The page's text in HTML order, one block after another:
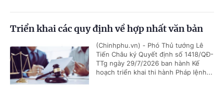
Triển khai các quy định về hợp nhất văn bản
(Chinhphu.vn) - Phó Thủ tướng Lê
Tiến Châu ký Quyết định số 1418/QĐ-
TTg ngày 29/7/2026 ban hành Kế
hoạch triển khai thi hành Pháp lệnh...